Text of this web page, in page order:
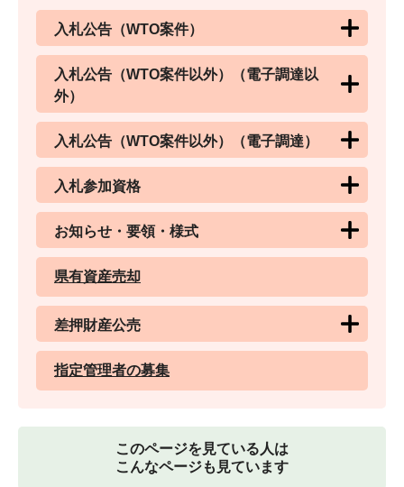
入札公告（WTO案件）
入札公告（WTO案件以外）（電子調達以
外）
入札公告（WTO案件以外）（電子調達）
入札参加資格
お知らせ・要領・様式
県有資産売却
差押財産公売
指定管理者の募集
このページを見ている人は
こんなページも見ています